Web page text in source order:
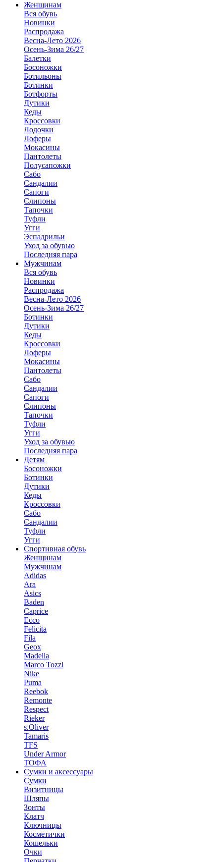
Женщинам
Вся обувь
Новинки
Распродажа
Весна-Лето 2026
Осень-Зима 26/27
Балетки
Босоножки
Ботильоны
Ботинки
Ботфорты
Дутики
Кеды
Кроссовки
Лодочки
Лоферы
Мокасины
Пантолеты
Полусапожки
Сабо
Сандалии
Сапоги
Слипоны
Тапочки
Туфли
Угги
Эспадрильи
Уход за обувью
Последняя пара
Мужчинам
Вся обувь
Новинки
Распродажа
Весна-Лето 2026
Осень-Зима 26/27
Ботинки
Дутики
Кеды
Кроссовки
Лоферы
Мокасины
Пантолеты
Сабо
Сандалии
Сапоги
Слипоны
Тапочки
Туфли
Угги
Уход за обувью
Последняя пара
Детям
Босоножки
Ботинки
Дутики
Кеды
Кроссовки
Сабо
Сандалии
Туфли
Угги
Спортивная обувь
Женщинам
Мужчинам
Adidas
Ara
Asics
Baden
Caprice
Ecco
Felicita
Fila
Geox
Madella
Marco Tozzi
Nike
Puma
Reebok
Remonte
Respect
Rieker
s.Oliver
Tamaris
TFS
Under Armor
ТОФА
Сумки и аксессуары
Сумки
Визитницы
Шляпы
Зонты
Клатч
Ключницы
Косметички
Кошельки
Очки